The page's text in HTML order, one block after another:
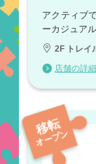
アクティブ
ーカジュア
2F トレイ
店舗の詳
移転
オープン